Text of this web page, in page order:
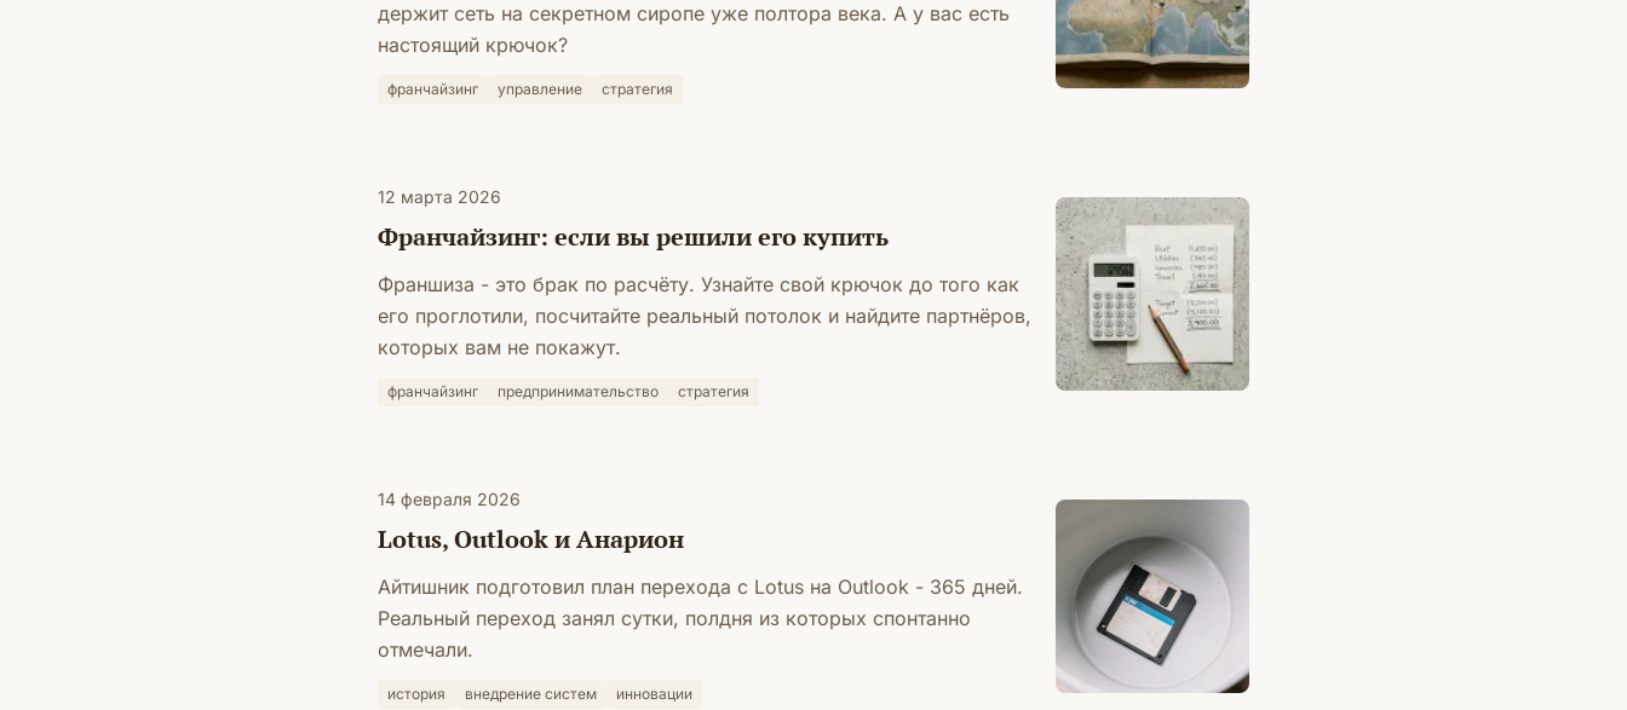
держит сеть на секретном сиропе уже полтора века. А у вас есть
настоящий крючок?
франчайзинг управление стратегия
12 марта 2026
Франчайзинг: если вы решили его купить
Франшиза - это брак по расчёту. Узнайте свой крючок до того как
его проглотили, посчитайте реальный потолок и найдите партнёров,
которых вам не покажут.
франчайзинг предпринимательство стратегия
14 февраля 2026
Lotus, Outlook и Анарион
Айтишник подготовил план перехода с Lotus на Outlook - 365 дней.
Реальный переход занял сутки, полдня из которых спонтанно
отмечали.
история внедрение систем инновации